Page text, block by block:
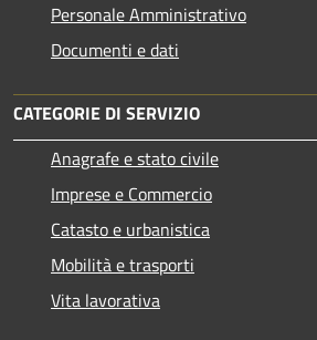
Personale Amministrativo
Documenti e dati
CATEGORIE DI SERVIZIO
Anagrafe e stato civile
Imprese e Commercio
Catasto e urbanistica
Mobilità e trasporti
Vita lavorativa